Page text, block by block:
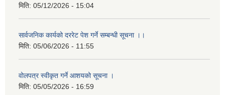
मिति: 05/12/2026 - 15:04
सार्वजनिक कार्यको दररेट पेश गर्ने सम्बन्धी सूचना ।।
मिति: 05/06/2026 - 11:55
वोलपत्र स्वीकृत गर्ने आशयको सूचना ।
मिति: 05/05/2026 - 16:59